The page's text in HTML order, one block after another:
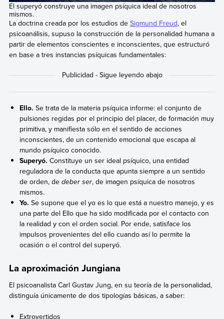
El superyó construye una imagen psíquica ideal de nosotros
mismos.
La doctrina creada por los estudios de Sigmund Freud, el
psicoanálisis, supuso la construcción de la personalidad humana a
partir de elementos conscientes e inconscientes, que estructuró
en base a tres instancias psíquicas fundamentales:
Ello. Se trata de la materia psíquica informe: el conjunto de
pulsiones regidas por el principio del placer, de formación muy
primitiva, y manifiesta sólo en el sentido de acciones
inconscientes, de un contenido emocional que escapa al
mundo psíquico conocido.
Superyó. Constituye un ser ideal psíquico, una entidad
reguladora de la conducta que apunta siempre a un sentido
de orden, dedeber ser, de imagen psíquica de nosotros
mismos.
Yo. Se supone que el yo es lo que está a nuestro manejo, y es
una parte del Ello que ha sido modificada por el contacto con
la realidad y con el orden social. Por ende, satisface los
impulsos provenientes del ello cuando así lo permite la
ocasión o el control del superyó.
La aproximación Jungiana
El psicoanalista Carl Gustav Jung, en su teoría de la personalidad,
distinguía únicamente de dos tipologías básicas, a saber:
Extrovertidos